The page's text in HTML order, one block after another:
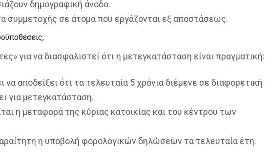
δημογραφική άνοδο.
συμμετοχής σε άτομα που εργάζονται εξ αποστάσεως.
για να διασφαλιστεί ότι η μετεγκατάσταση είναι πραγματική:
να αποδείξει ότι τα τελευταία 5 χρόνια διέμενε σε διαφορετική
για μετεγκατάσταση.
η μεταφορά της κύριας κατοικίας και του κέντρου των
η υποβολή φορολογικών δηλώσεων τα τελευταία έτη.